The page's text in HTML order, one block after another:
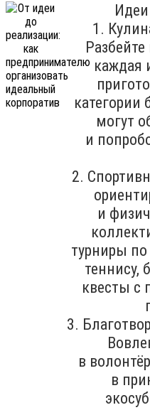
1.
каждая
могут
и
2.
и
турниры
теннису,
квесты с
3.
в
в